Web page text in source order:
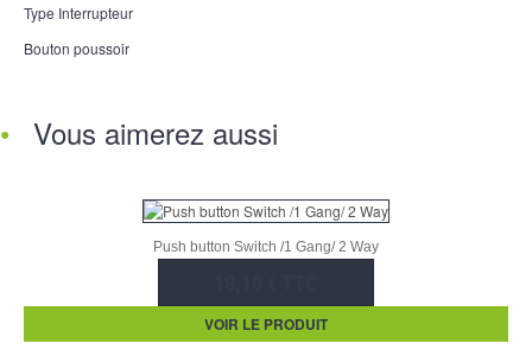
Type Interrupteur
Bouton poussoir
Vous aimerez aussi
Push button Switch /1 Gang/ 2 Way
VOIR LE PRODUIT